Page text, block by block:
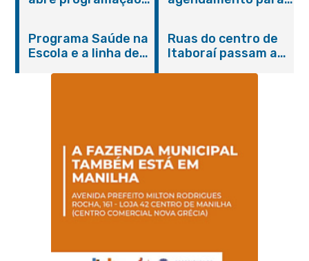
serviços gratuitos e
orientações
Programa Saúde na
Escola e a linha de
Magalhães Seabra
Ruas do centro de
Itaboraí passam a